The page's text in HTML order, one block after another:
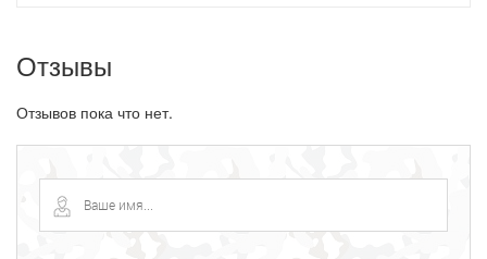
Отзывы
Отзывов пока что нет.